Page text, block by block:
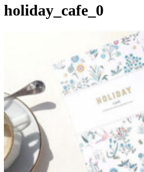
holiday_cafe_0